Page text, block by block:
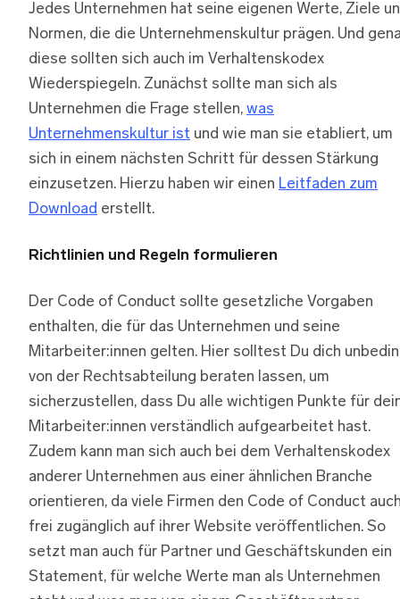
Jedes Unternehmen hat seine eigenen Werte, Ziele
Normen, die die Unternehmenskultur prägen. Und
diese sollten sich auch im Verhaltenskodex
Wiederspiegeln. Zunächst sollte man sich als
Unternehmen die Frage stellen, was
Unternehmenskultur ist und wie man sie etabliert, um
sich in einem nächsten Schritt für dessen Stärkung
einzusetzen. Hierzu haben wir einen Leitfaden zum
Download erstellt.
Richtlinien und Regeln formulieren
Der Code of Conduct sollte gesetzliche Vorgaben
enthalten, die für das Unternehmen und seine
Mitarbeiter:innen gelten. Hier solltest Du dich
von der Rechtsabteilung beraten lassen, um
sicherzustellen, dass Du alle wichtigen Punkte für
Mitarbeiter:innen verständlich aufgearbeitet hast.
Zudem kann man sich auch bei dem Verhaltenskodex
anderer Unternehmen aus einer ähnlichen Branche
orientieren, da viele Firmen den Code of Conduct
frei zugänglich auf ihrer Website veröffentlichen. So
setzt man auch für Partner und Geschäftskunden ein
Statement, für welche Werte man als Unternehmen